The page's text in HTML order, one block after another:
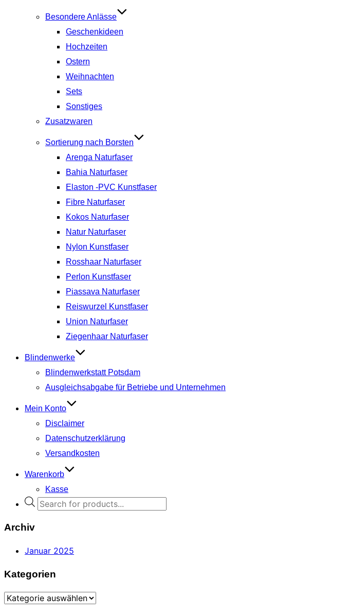
Besondere Anlässe
Geschenkideen
Hochzeiten
Ostern
Weihnachten
Sets
Sonstiges
Zusatzwaren
Sortierung nach Borsten
Arenga Naturfaser
Bahia Naturfaser
Elaston -PVC Kunstfaser
Fibre Naturfaser
Kokos Naturfaser
Natur Naturfaser
Nylon Kunstfaser
Rosshaar Naturfaser
Perlon Kunstfaser
Piassava Naturfaser
Reiswurzel Kunstfaser
Union Naturfaser
Ziegenhaar Naturfaser
Blindenwerke
Blindenwerkstatt Potsdam
Ausgleichsabgabe für Betriebe und Unternehmen
Mein Konto
Disclaimer
Datenschutzerklärung
Versandkosten
Warenkorb
Kasse
Products
Archiv
Januar 2025
Kategorien
Kategorien